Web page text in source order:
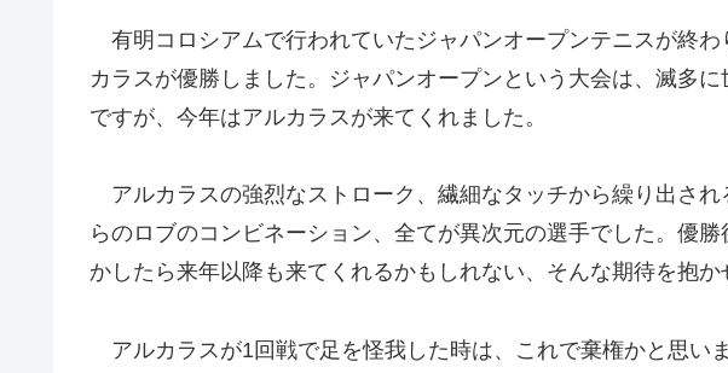
有明コロシアムで行われていたジャパンオープンテニスが終
カラスが優勝しました。ジャパンオープンという大会は、滅多
ですが、今年はアルカラスが来てくれました。
アルカラスの強烈なストローク、繊細なタッチから繰り出さ
らのロブのコンビネーション、全てが異次元の選手でした。優
かしたら来年以降も来てくれるかもしれない、そんな期待を抱か
アルカラスが1回戦で足を怪我した時は、これで棄権かと思い